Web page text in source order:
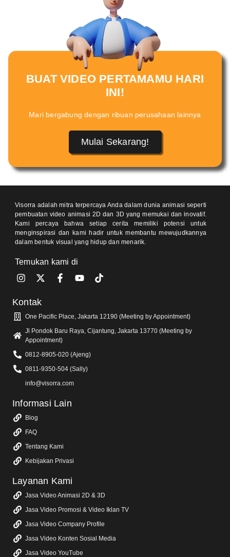
BUAT VIDEO PERTAMAMU HARI
INI!
Mari bergabung dengan ribuan perusahaan lainnya
Mulai Sekarang!
Visorra adalah mitra terpercaya Anda dalam dunia animasi seperti
pembuatan video animasi 2D dan 3D yang memukai dan inovatif.
Kami percaya bahwa setiap cerita memiliki potensi untuk
menginspirasi dan kami hadir untuk membantu mewujudkannya
dalam bentuk visual yang hidup dan menarik.
Temukan kami di
Kontak
One Pacific Place, Jakarta 12190 (Meeting by Appointment)
Jl Pondok Baru Raya, Cijantung, Jakarta 13770 (Meeting by
Appointment)
0812-8905-020 (Ajeng)
0811-9350-504 (Sally)
info@visorra.com
Informasi Lain
Blog
FAQ
Tentang Kami
Kebijakan Privasi
Layanan Kami
Jasa Video Animasi 2D & 3D
Jasa Video Promosi & Video Iklan TV
Jasa Video Company Profile
Jasa Video Konten Sosial Media
Jasa Video YouTube